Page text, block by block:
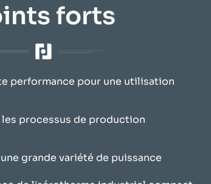
forts
performance pour une utilisation
processus de production
grande variété de puissance